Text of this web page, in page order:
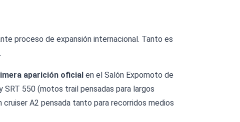
proceso de expansión internacional. Tanto es
aparición oficial en el Salón Expomoto de
SRT 550 (motos trail pensadas para largos
A2 pensada tanto para recorridos medios